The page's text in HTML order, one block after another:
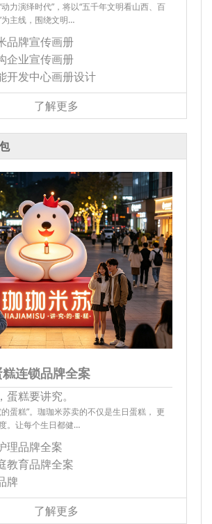
力演绎时代”，将以“五千年文明看山西、百
主线，围绕文明…
品牌宣传画册
企业宣传画册
开发中心画册设计
了解更多
连锁品牌全案
糕要讲究。
蛋糕”。珈珈米苏卖的不仅是生日蛋糕， 更
。让每个生日都健…
理品牌全案
教育品牌全案
牌
了解更多